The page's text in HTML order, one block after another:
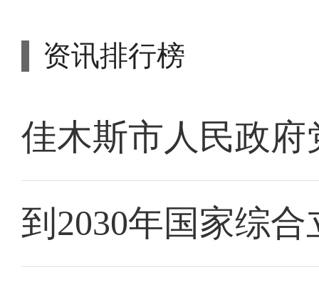
资讯排行榜
佳木斯市人民政
到2030年国家综